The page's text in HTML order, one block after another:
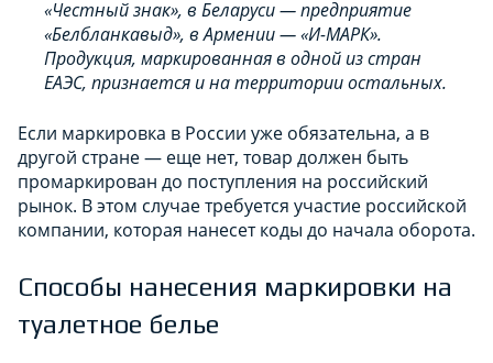
«Честный знак», в Беларуси — предприятие
«Белбланкавыд», в Армении — «И-МАРК».
Продукция, маркированная в одной из стран
ЕАЭС, признается и на территории остальных.
Если маркировка в России уже обязательна, а в
другой стране — еще нет, товар должен быть
промаркирован до поступления на российский
рынок. В этом случае требуется участие российской
компании, которая нанесет коды до начала оборота.
Способы нанесения маркировки на
туалетное белье